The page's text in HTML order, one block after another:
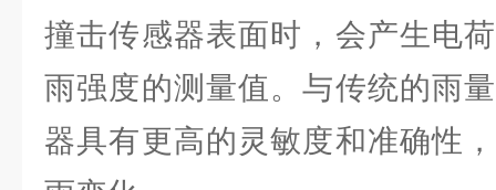
撞击传感器表面时，会产生电
雨强度的测量值。与传统的雨
器具有更高的灵敏度和准确性